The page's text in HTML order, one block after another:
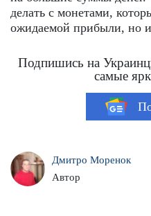
делать с монетами,
ожидаемой прибыли, но
Подпишись на
самые
Дмитро Моренок
Автор